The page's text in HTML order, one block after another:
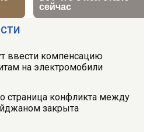
ввести компенсацию
на электромобили
страница конфликта между
закрыта